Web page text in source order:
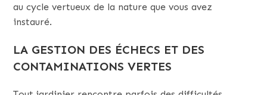
au cycle vertueux de la nature que vous avez
instauré.
LA GESTION DES ÉCHECS ET DES
CONTAMINATIONS VERTES